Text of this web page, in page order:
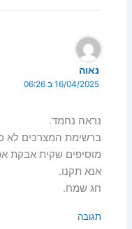
נאוה
16/04/2025 ב 06:26
נראה נחמד.
ברשימת המצרכים לא
מוסיפים שקית אבקת
אנא תקנו.
חג שמח.
תגובה